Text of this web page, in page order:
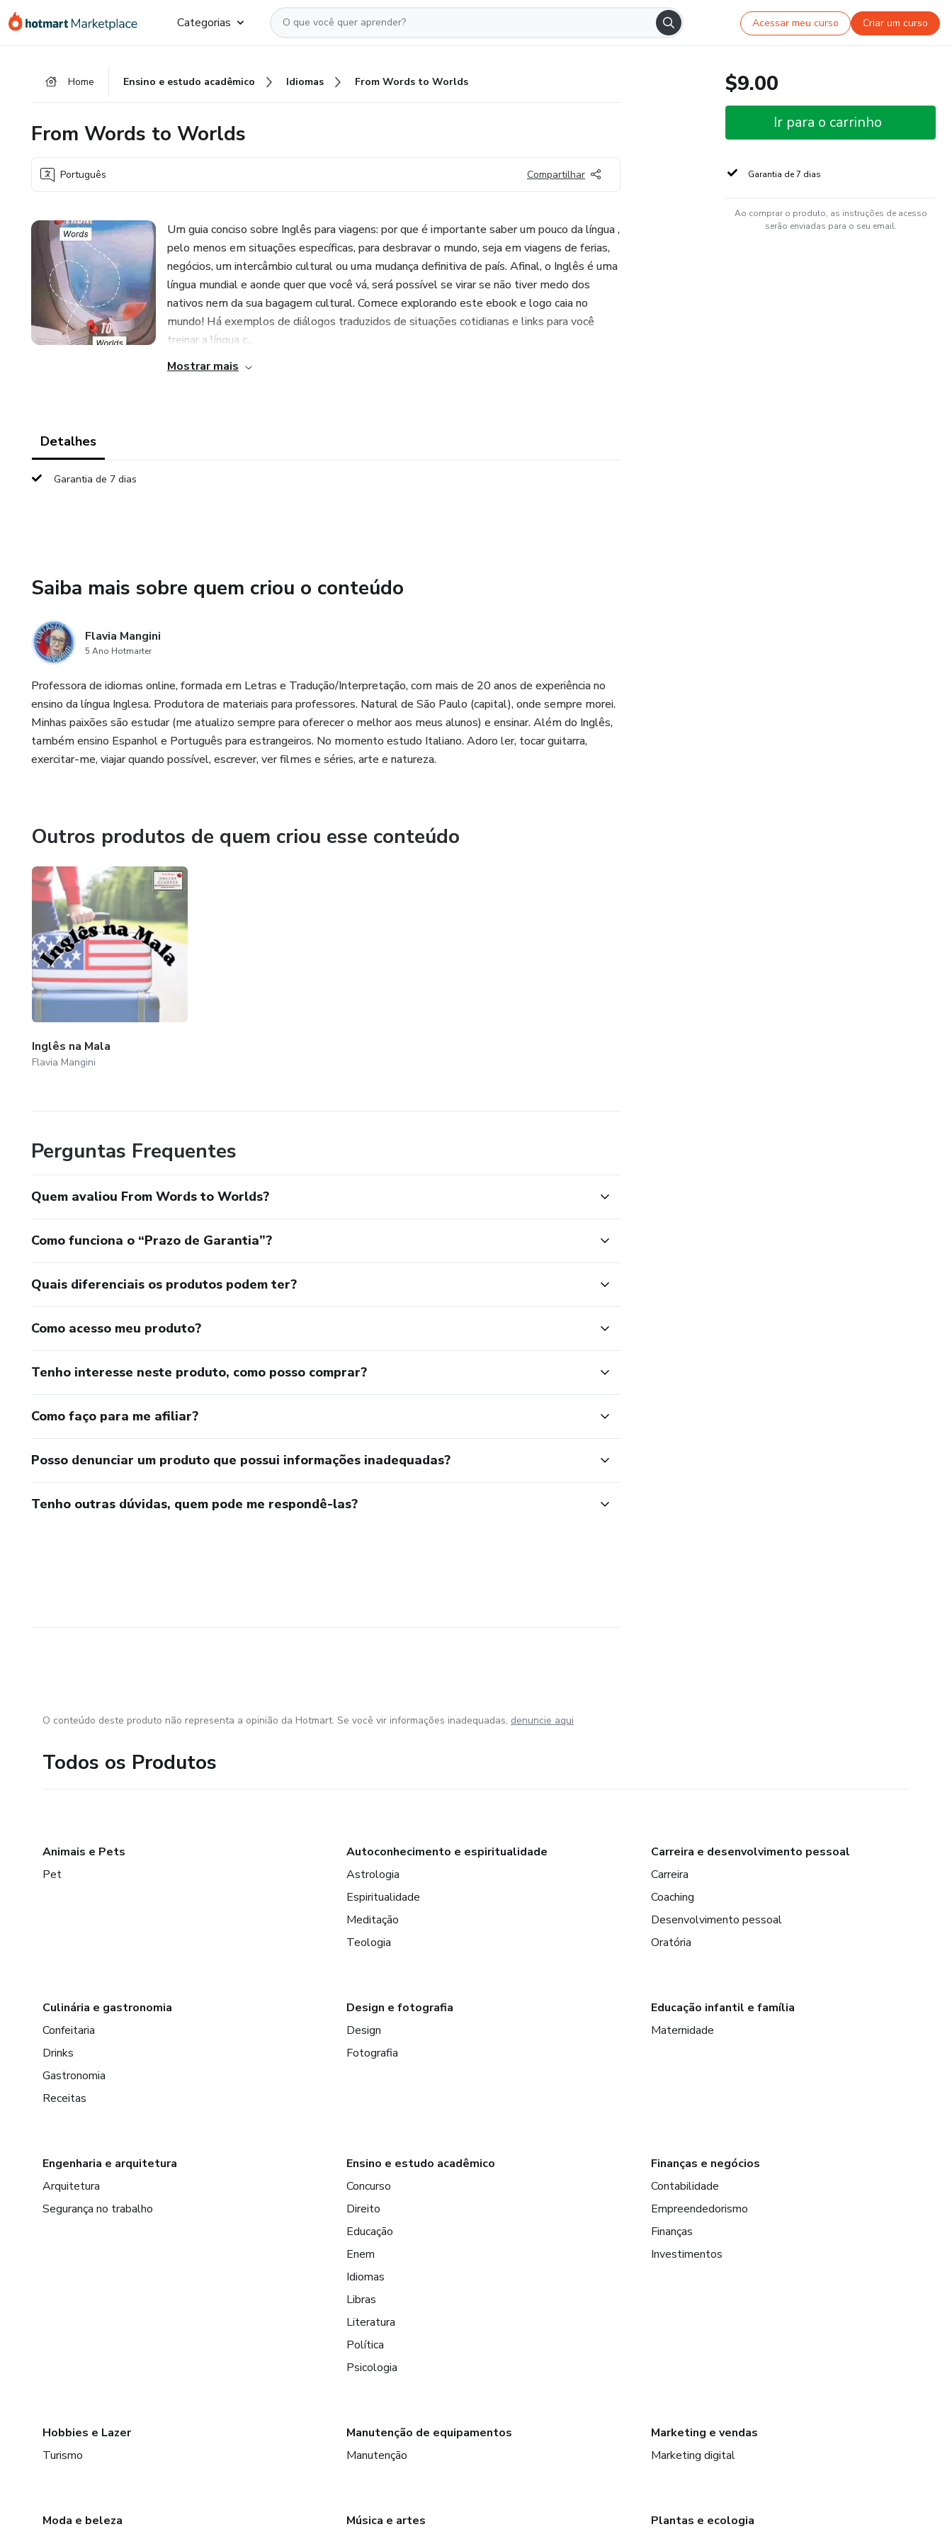
para
para
para
Categorias Acessar meu curso Criar um curso
Home Ensino e estudo acadêmico Idiomas From Words to Worlds
From Words to Worlds
Português Compartilhar
Um guia conciso sobre Inglês para viagens: por que é importante saber um pouco da língua ,
pelo menos em situações específicas, para desbravar o mundo, seja em viagens de ferias,
negócios, um intercâmbio cultural ou uma mudança definitiva de país. Afinal, o Inglês é uma
língua mundial e aonde quer que você vá, será possível se virar se não tiver medo dos
nativos nem da sua bagagem cultural. Comece explorando este ebook e logo caia no
mundo! Há exemplos de diálogos traduzidos de situações cotidianas e links para você
treinar a língua c...
Mostrar mais
Detalhes
Garantia de 7 dias
Saiba mais sobre quem criou o conteúdo
Flavia Mangini
5 Ano Hotmarter
Professora de idiomas online, formada em Letras e Tradução/Interpretação, com mais de 20 anos de experiência no
ensino da língua Inglesa. Produtora de materiais para professores. Natural de São Paulo (capital), onde sempre morei.
Minhas paixões são estudar (me atualizo sempre para oferecer o melhor aos meus alunos) e ensinar. Além do Inglês,
também ensino Espanhol e Português para estrangeiros. No momento estudo Italiano. Adoro ler, tocar guitarra,
exercitar-me, viajar quando possível, escrever, ver filmes e séries, arte e natureza.
Outros produtos de quem criou esse conteúdo
Inglês na Mala
Flavia Mangini
Perguntas Frequentes
Quem avaliou From Words to Worlds?
Como funciona o “Prazo de Garantia”?
Quais diferenciais os produtos podem ter?
Como acesso meu produto?
Tenho interesse neste produto, como posso comprar?
Como faço para me afiliar?
Posso denunciar um produto que possui informações inadequadas?
Tenho outras dúvidas, quem pode me respondê-las?
$9.00
Ir para o carrinho
Garantia de 7 dias
Ao comprar o produto, as instruções de acesso
serão enviadas para o seu email.
O conteúdo deste produto não representa a opinião da Hotmart. Se você vir informações inadequadas, denuncie aqui
Todos os Produtos
Animais e Pets
Pet
Autoconhecimento e espiritualidade
Astrologia
Espiritualidade
Meditação
Teologia
Carreira e desenvolvimento pessoal
Carreira
Coaching
Desenvolvimento pessoal
Oratória
Culinária e gastronomia
Confeitaria
Drinks
Gastronomia
Receitas
Design e fotografia
Design
Fotografia
Educação infantil e família
Maternidade
Engenharia e arquitetura
Arquitetura
Segurança no trabalho
Ensino e estudo acadêmico
Concurso
Direito
Educação
Enem
Idiomas
Libras
Literatura
Política
Psicologia
Finanças e negócios
Contabilidade
Empreendedorismo
Finanças
Investimentos
Hobbies e Lazer
Turismo
Manutenção de equipamentos
Manutenção
Marketing e vendas
Marketing digital
Moda e beleza
Música e artes
Plantas e ecologia